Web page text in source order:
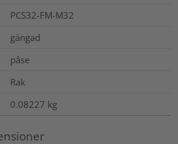
PCS32-FM-M32
gängad
påse
Rak
0.08227 kg